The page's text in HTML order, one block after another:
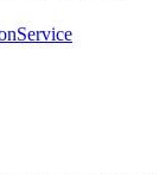
Service